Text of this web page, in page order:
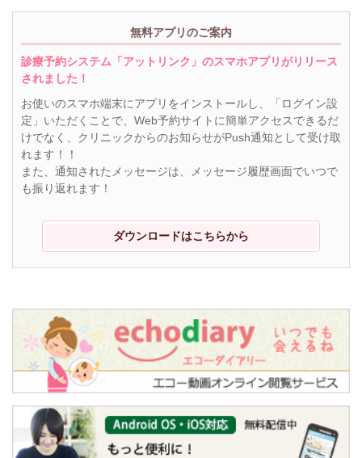
無料アプリのご案内
診療予約システム「アットリンク」のスマホアプリがリリース
されました！
お使いのスマホ端末にアプリをインストールし、「ログイン設
定」いただくことで、Web予約サイトに簡単アクセスできるだ
けでなく、クリニックからのお知らせがPush通知として受け取
れます！！
また、通知されたメッセージは、メッセージ履歴画面でいつで
も振り返れます！
ダウンロードはこちらから